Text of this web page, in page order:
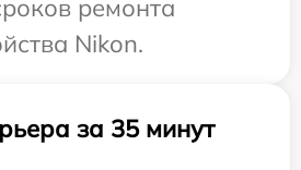
ремонта
Nikon.
за 35 минут